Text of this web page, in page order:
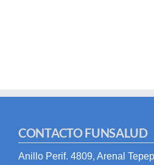
CONTACTO FUNSALUD
Anillo Perif. 4809, Arenal